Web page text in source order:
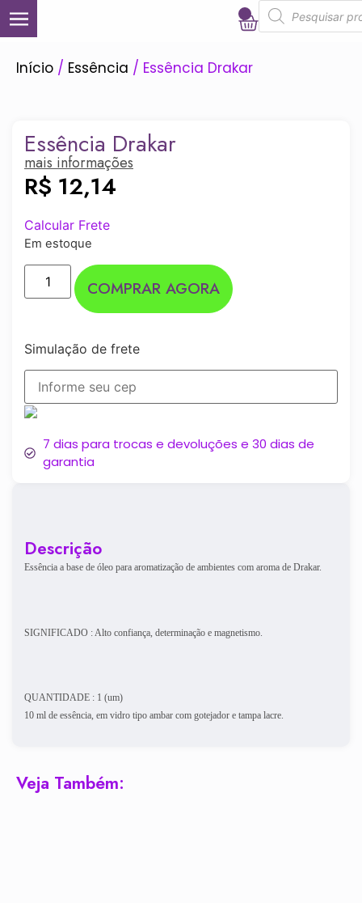
Início / Essência / Essência Drakar
Descrição
Essência a base de óleo para aromatização de ambientes com aroma de Drakar.
SIGNIFICADO : Alto confiança, determinação e magnetismo.
QUANTIDADE : 1 (um)
10 ml de essência, em vidro tipo ambar com gotejador e tampa lacre.
Essência Drakar
mais informações
R$ 12,14
Calcular Frete
Em estoque
COMPRAR AGORA
Simulação de frete
7 dias para trocas e devoluções e 30 dias de
garantia
Veja Também: